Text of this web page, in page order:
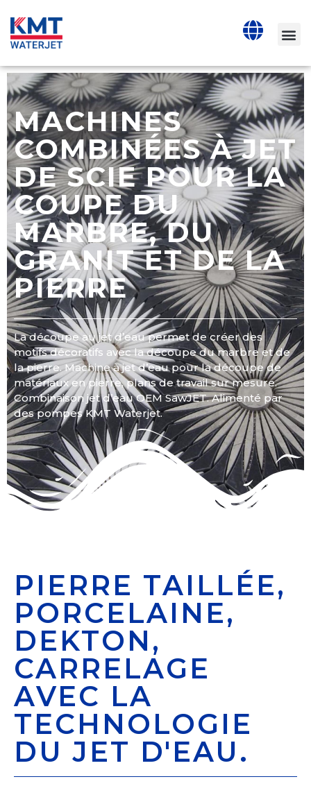
MACHINES
COMBINÉES À JET
DE SCIE POUR LA
COUPE DU
MARBRE, DU
GRANIT ET DE LA
PIERRE
La découpe au jet d’eau permet de créer des
motifs décoratifs avec la découpe du marbre et de
la pierre. Machine à jet d’eau pour la découpe de
matériaux en pierre, plans de travail sur mesure.
Combinaison jet d’eau OEM SawJET. Alimenté par
des pompes KMT Waterjet.
PIERRE TAILLÉE,
PORCELAINE,
DEKTON,
CARRELAGE
AVEC LA
TECHNOLOGIE
DU JET D'EAU.